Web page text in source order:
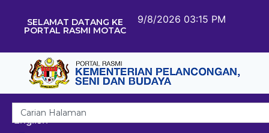
SELAMAT DATANG KE
PORTAL RASMI MOTAC
9/8/2026 03:15 PM
English